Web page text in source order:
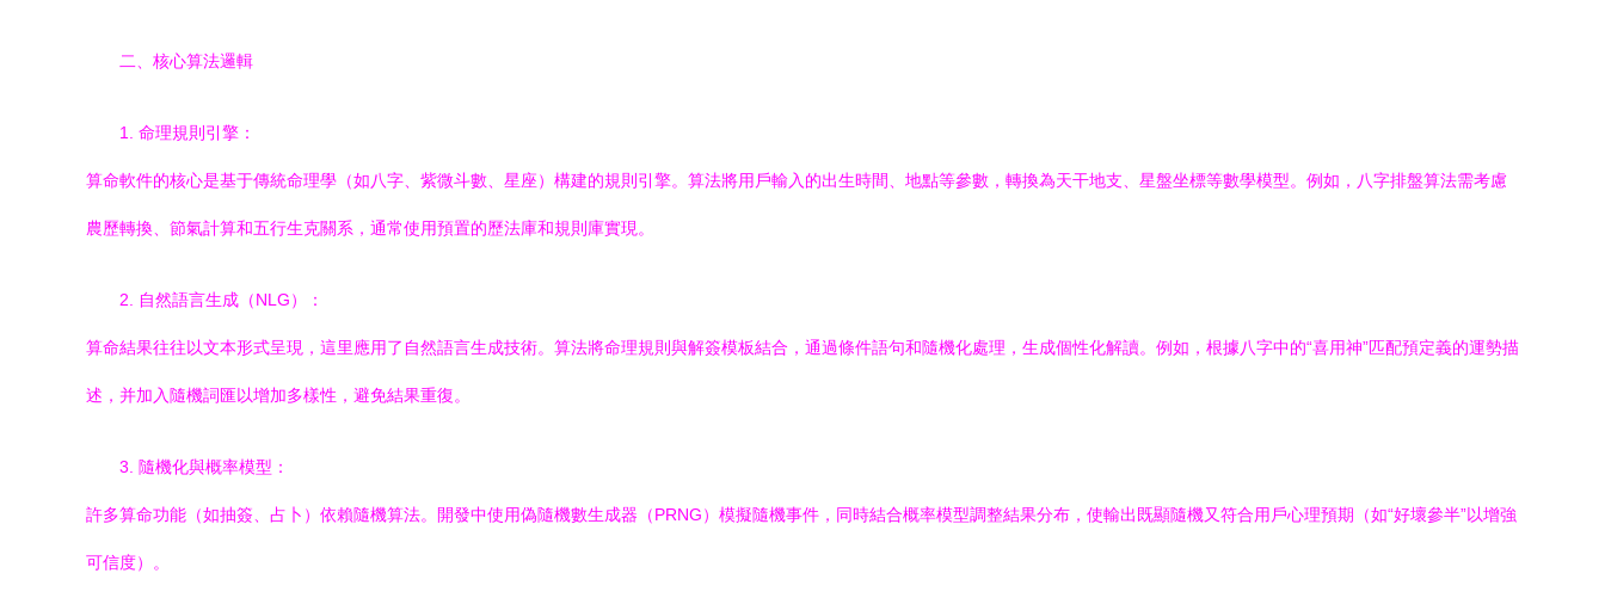
二、核心算法邏輯
1. 命理規則引擎：
算命軟件的核心是基于傳統命理學（如八字、紫微斗數、星座）構建的規則引擎。算法將用戶輸入的出生時間、地點等參數，轉換為天干地支、星盤坐標等數學模型。例如，八字排盤算法需考慮
農歷轉換、節氣計算和五行生克關系，通常使用預置的歷法庫和規則庫實現。
2. 自然語言生成（NLG）：
算命結果往往以文本形式呈現，這里應用了自然語言生成技術。算法將命理規則與解簽模板結合，通過條件語句和隨機化處理，生成個性化解讀。例如，根據八字中的“喜用神”匹配預定義的運勢描
述，并加入隨機詞匯以增加多樣性，避免結果重復。
3. 隨機化與概率模型：
許多算命功能（如抽簽、占卜）依賴隨機算法。開發中使用偽隨機數生成器（PRNG）模擬隨機事件，同時結合概率模型調整結果分布，使輸出既顯隨機又符合用戶心理預期（如“好壞參半”以增強
可信度）。